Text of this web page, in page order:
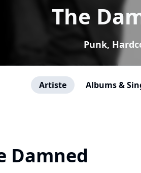
The
Punk,
Artiste Albums &
Damned